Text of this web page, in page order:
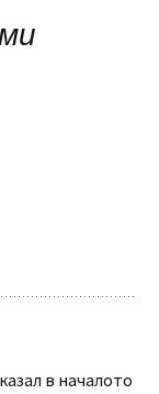
в началото